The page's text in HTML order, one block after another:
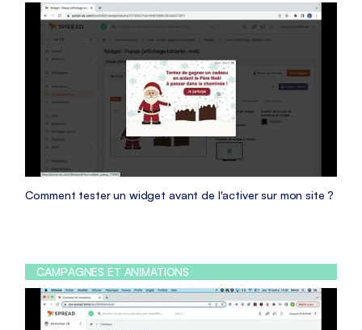
Comment tester un widget avant de l'activer sur mon site ?
CAMPAGNES ET ANIMATIONS